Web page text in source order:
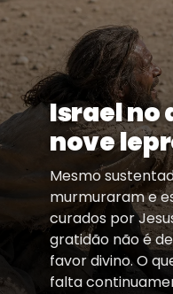
Israel no
nove
Mesmo
murmuraram e
curados por
gratidão não é
favor divino. O
falta